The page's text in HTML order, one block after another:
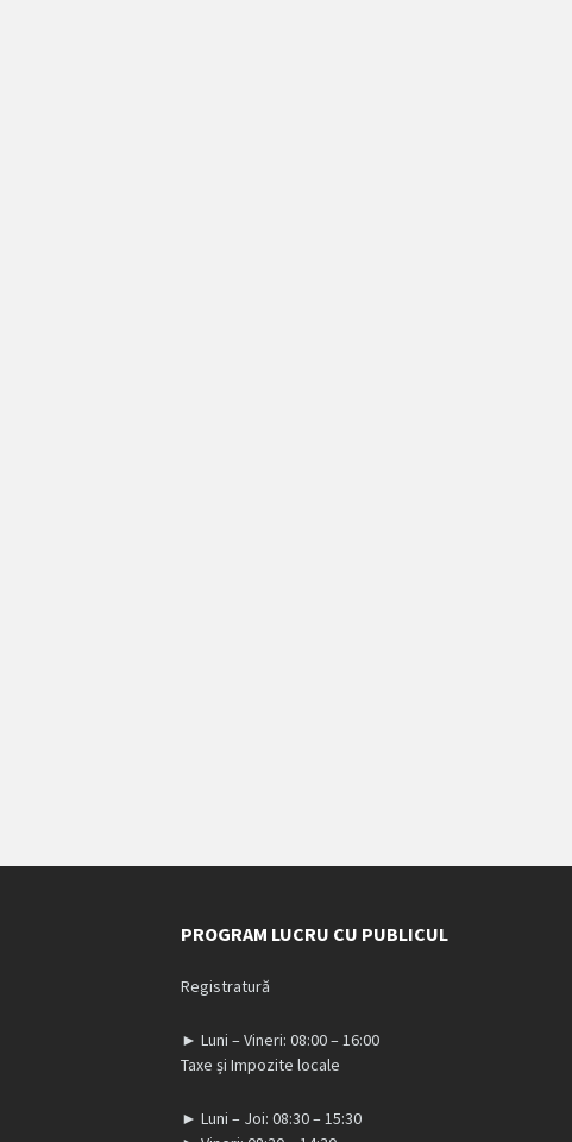
PROGRAM LUCRU CU PUBLICUL
Registratură
► Luni – Vineri: 08:00 – 16:00
Taxe și Impozite locale
► Luni – Joi: 08:30 – 15:30